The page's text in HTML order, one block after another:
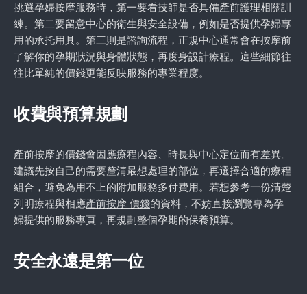
挑選孕婦按摩服務時，第一要看技師是否具備產前護理相關訓
練。第二要留意中心的衛生與安全設備，例如是否提供孕婦專
用的承托用具。第三則是諮詢流程，正規中心通常會在按摩前
了解你的孕期狀況與身體狀態，再度身設計療程。這些細節往
往比單純的價錢更能反映服務的專業程度。
收費與預算規劃
產前按摩的價錢會因應療程內容、時長與中心定位而有差異。
建議先按自己的需要釐清最想處理的部位，再選擇合適的療程
組合，避免為用不上的附加服務多付費用。若想參考一份清楚
列明療程與相應產前按摩 價錢的資料，不妨直接瀏覽專為孕
婦提供的服務專頁，再規劃整個孕期的保養預算。
安全永遠是第一位